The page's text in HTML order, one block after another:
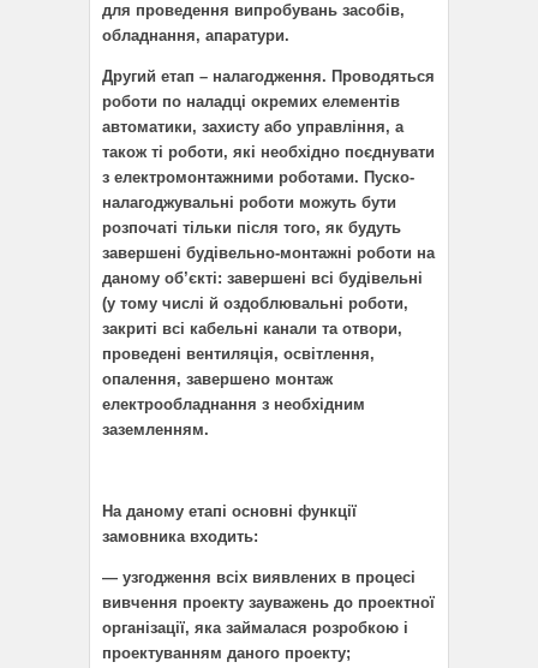
для проведення випробувань засобів,
обладнання, апаратури.
Другий етап – налагодження. Проводяться
роботи по наладці окремих елементів
автоматики, захисту або управління, а
також ті роботи, які необхідно поєднувати
з електромонтажними роботами. Пуско-
налагоджувальні роботи можуть бути
розпочаті тільки після того, як будуть
завершені будівельно-монтажні роботи на
даному об’єкті: завершені всі будівельні
(у тому числі й оздоблювальні роботи,
закриті всі кабельні канали та отвори,
проведені вентиляція, освітлення,
опалення, завершено монтаж
електрообладнання з необхідним
заземленням.
На даному етапі основні функції
замовника входить:
— узгодження всіх виявлених в процесі
вивчення проекту зауважень до проектної
організації, яка займалася розробкою і
проектуванням даного проекту;